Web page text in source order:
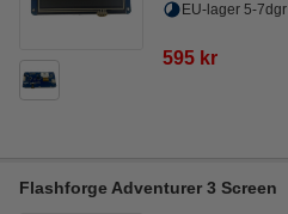
EU-lager 5-7dgr
595 kr
Flashforge Adventurer 3 Screen